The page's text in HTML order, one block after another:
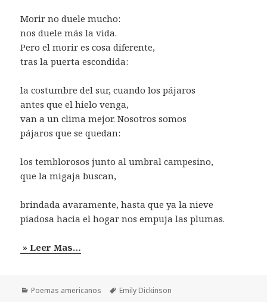
Morir no duele mucho:
nos duele más la vida.
Pero el morir es cosa diferente,
tras la puerta escondida:
la costumbre del sur, cuando los pájaros
antes que el hielo venga,
van a un clima mejor. Nosotros somos
pájaros que se quedan:
los temblorosos junto al umbral campesino,
que la migaja buscan,
brindada avaramente, hasta que ya la nieve
piadosa hacia el hogar nos empuja las plumas.
» Leer Mas…
Categorías
Poemas americanos Etiquetas
Emily Dickinson